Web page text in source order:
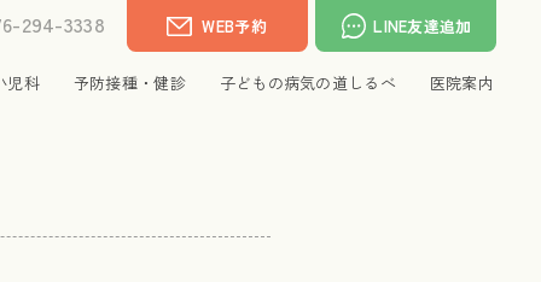
294-3338 WEB予約 LINE友達追加
児科 予防接種・健診 子どもの病気の道しるべ 医院案内